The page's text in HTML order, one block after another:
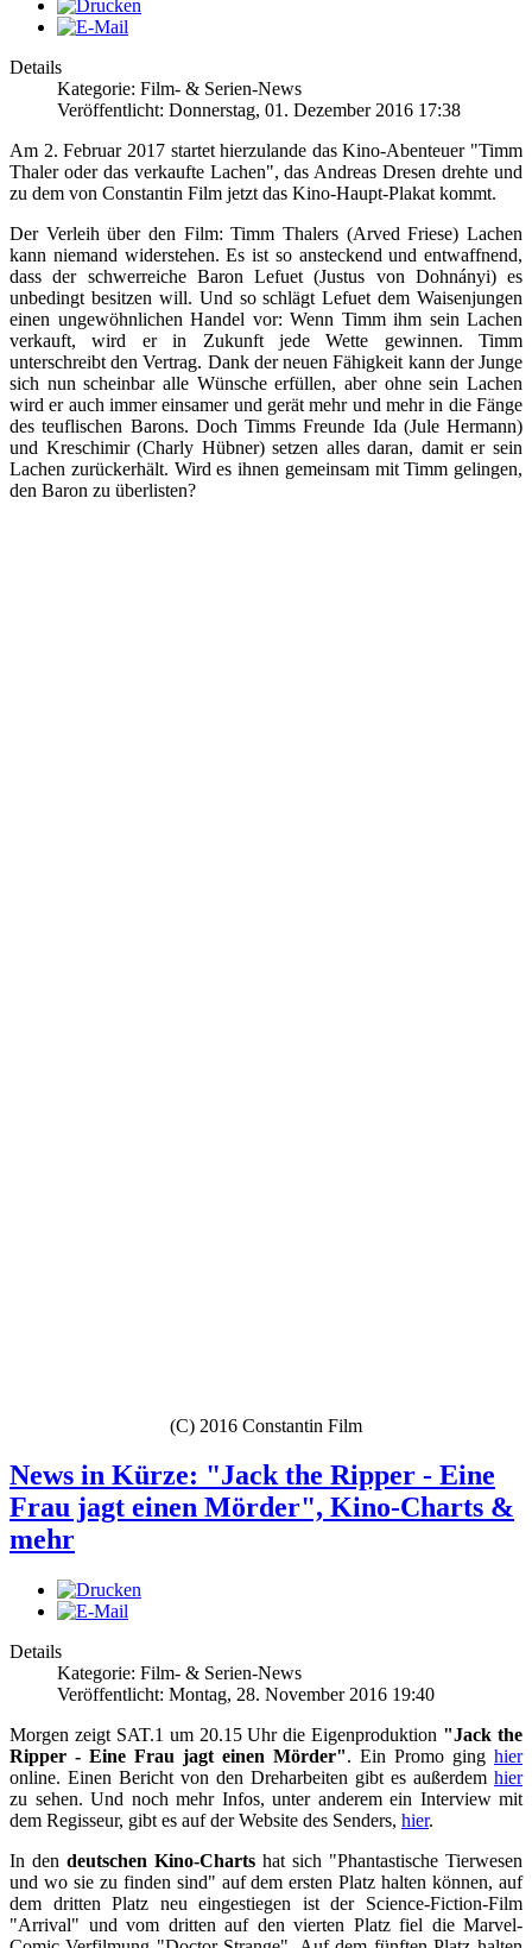
Details
Kategorie: Film- & Serien-News
Veröffentlicht: Donnerstag, 01. Dezember 2016 17:38
Am 2. Februar 2017 startet hierzulande das Kino-Abenteuer "Timm
Thaler oder das verkaufte Lachen", das Andreas Dresen drehte und
zu dem von Constantin Film jetzt das Kino-Haupt-Plakat kommt.
Der Verleih über den Film: Timm Thalers (Arved Friese) Lachen
kann niemand widerstehen. Es ist so ansteckend und entwaffnend,
dass der schwerreiche Baron Lefuet (Justus von Dohnányi) es
unbedingt besitzen will. Und so schlägt Lefuet dem Waisenjungen
einen ungewöhnlichen Handel vor: Wenn Timm ihm sein Lachen
verkauft, wird er in Zukunft jede Wette gewinnen. Timm
unterschreibt den Vertrag. Dank der neuen Fähigkeit kann der Junge
sich nun scheinbar alle Wünsche erfüllen, aber ohne sein Lachen
wird er auch immer einsamer und gerät mehr und mehr in die Fänge
des teuflischen Barons. Doch Timms Freunde Ida (Jule Hermann)
und Kreschimir (Charly Hübner) setzen alles daran, damit er sein
Lachen zurückerhält. Wird es ihnen gemeinsam mit Timm gelingen,
den Baron zu überlisten?
(C) 2016 Constantin Film
News in Kürze: "Jack the Ripper - Eine
Frau jagt einen Mörder", Kino-Charts &
mehr
Details
Kategorie: Film- & Serien-News
Veröffentlicht: Montag, 28. November 2016 19:40
Morgen zeigt SAT.1 um 20.15 Uhr die Eigenproduktion "Jack the
Ripper - Eine Frau jagt einen Mörder". Ein Promo ging hier
online. Einen Bericht von den Dreharbeiten gibt es außerdem hier
zu sehen. Und noch mehr Infos, unter anderem ein Interview mit
dem Regisseur, gibt es auf der Website des Senders, hier.
In den deutschen Kino-Charts hat sich "Phantastische Tierwesen
und wo sie zu finden sind" auf dem ersten Platz halten können, auf
dem dritten Platz neu eingestiegen ist der Science-Fiction-Film
"Arrival" und vom dritten auf den vierten Platz fiel die Marvel-